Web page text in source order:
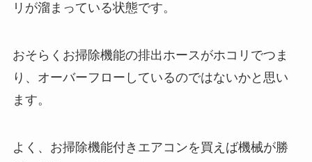
リが溜まっている状態です。
おそらくお掃除機能の排出ホースがホコリでつま
り、オーバーフローしているのではないかと思い
ます。
よく、お掃除機能付きエアコンを買えば機械が勝